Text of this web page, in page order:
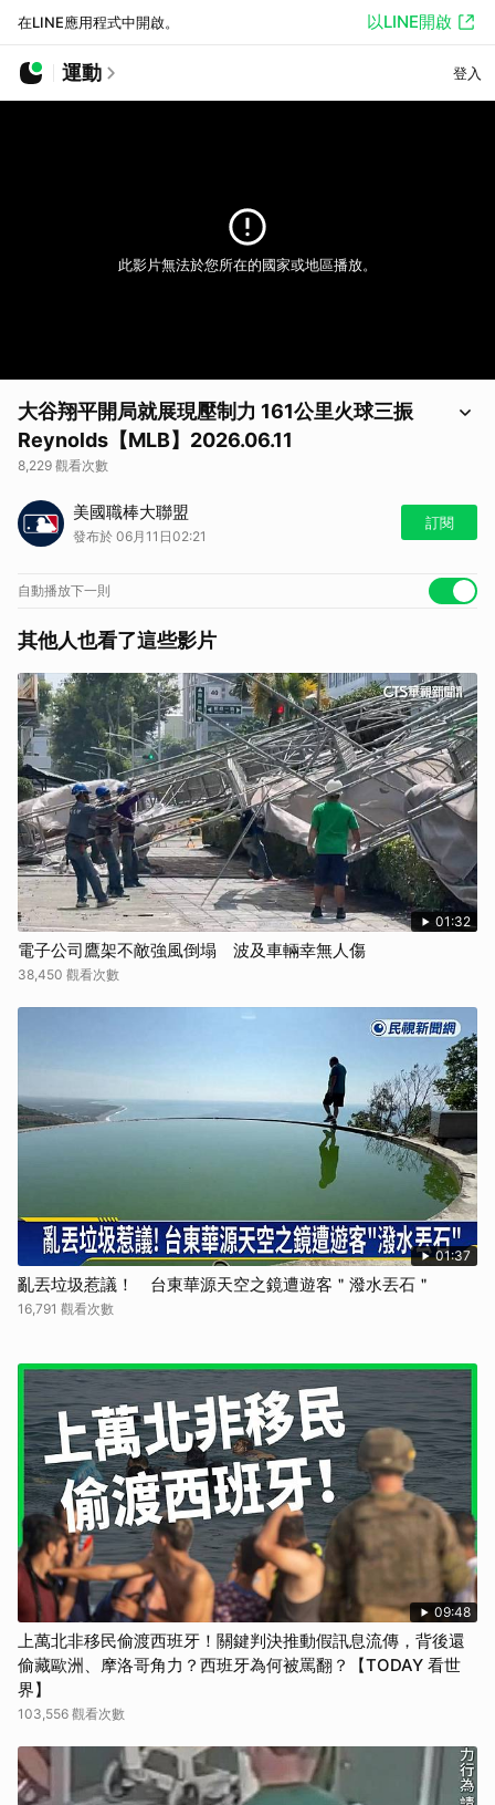
在LINE應用程式中開啟。 以LINE開啟
運動 登入
此影片無法於您所在的國家或地區播放。
大谷翔平開局就展現壓制力 161公里火球三振
Reynolds【MLB】2026.06.11
8,229 觀看次數
大谷翔平此役登板後很快進入狀況，送出本場首次三振，展現投手丘上的
宰制力，為先發內容揭開精彩序幕。
看更多
MLB 美國職棒大聯盟
播都在這！
美國職棒大聯盟
發布於 06月11日02:21
訂閱
自動播放下一則
其他人也看了這些影片
01:32
電子公司鷹架不敵強風倒塌 波及車輛幸無人傷
38,450 觀看次數
01:37
亂丟垃圾惹議！ 台東華源天空之鏡遭遊客＂潑水丟石＂
16,791 觀看次數
09:48
上萬北非移民偷渡西班牙！關鍵判決推動假訊息流傳，背後還
偷藏歐洲、摩洛哥角力？西班牙為何被罵翻？【TODAY 看世
界】
103,556 觀看次數